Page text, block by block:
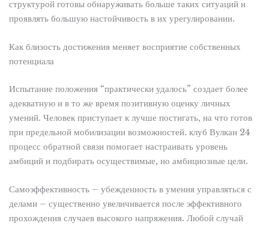
структурой готовы обнаруживать больше таких ситуаций и
проявлять большую настойчивость в их урегулировании.
Как близость достижения меняет восприятие собственных
потенциала
Испытание положения “практически удалось” создает более
адекватную и в то же время позитивную оценку личных
умений. Человек приступает к лучше постигать, на что готов
при предельной мобилизации возможностей. клуб Вулкан 24
процесс обратной связи помогает настраивать уровень
амбиций и подбирать осуществимые, но амбициозные цели.
Самоэффективность – убежденность в умения управляться с
делами – существенно увеличивается после эффективного
прохождения случаев высокого напряжения. Любой случай